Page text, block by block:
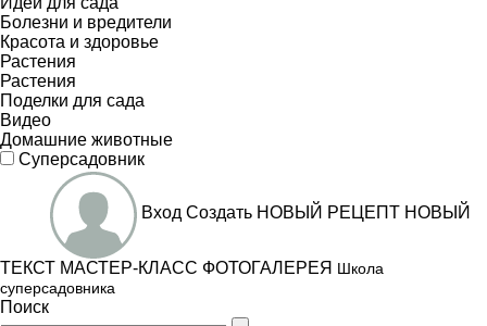
Болезни и вредители
Красота и здоровье
Растения
Растения
Поделки для сада
Видео
Домашние животные
Суперсадовник
Вход Создать НОВЫЙ РЕЦЕПТ НОВЫЙ
ТЕКСТ МАСТЕР-КЛАСС ФОТОГАЛЕРЕЯ Школа
суперсадовника
Поиск